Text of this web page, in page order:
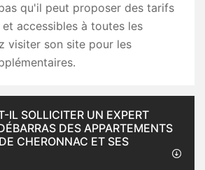
qu'il peut proposer des tarifs
accessibles à toutes les
visiter son site pour les
IL SOLLICITER UN EXPERT
DES APPARTEMENTS
CHERONNAC ET SES